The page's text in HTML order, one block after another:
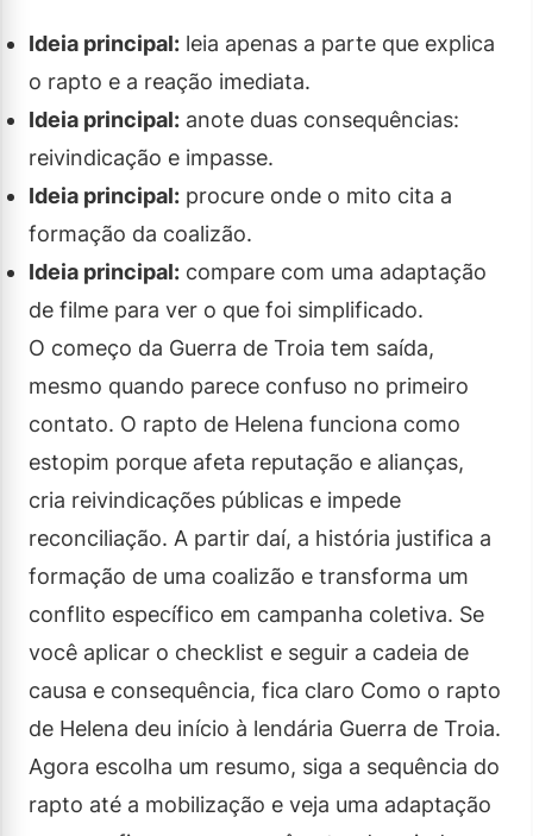
Ideia principal: leia apenas a parte que explica
o rapto e a reação imediata.
Ideia principal: anote duas consequências:
reivindicação e impasse.
Ideia principal: procure onde o mito cita a
formação da coalizão.
Ideia principal: compare com uma adaptação
de filme para ver o que foi simplificado.
O começo da Guerra de Troia tem saída,
mesmo quando parece confuso no primeiro
contato. O rapto de Helena funciona como
estopim porque afeta reputação e alianças,
cria reivindicações públicas e impede
reconciliação. A partir daí, a história justifica a
formação de uma coalizão e transforma um
conflito específico em campanha coletiva. Se
você aplicar o checklist e seguir a cadeia de
causa e consequência, fica claro Como o rapto
de Helena deu início à lendária Guerra de Troia.
Agora escolha um resumo, siga a sequência do
rapto até a mobilização e veja uma adaptação